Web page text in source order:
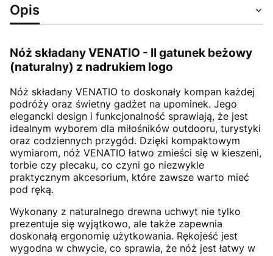
Opis
Nóż składany VENATIO - II gatunek beżowy
(naturalny) z nadrukiem logo
Nóż składany VENATIO to doskonały kompan każdej
podróży oraz świetny gadżet na upominek. Jego
elegancki design i funkcjonalność sprawiają, że jest
idealnym wyborem dla miłośników outdooru, turystyki
oraz codziennych przygód. Dzięki kompaktowym
wymiarom, nóż VENATIO łatwo zmieści się w kieszeni,
torbie czy plecaku, co czyni go niezwykle
praktycznym akcesorium, które zawsze warto mieć
pod ręką.
Wykonany z naturalnego drewna uchwyt nie tylko
prezentuje się wyjątkowo, ale także zapewnia
doskonałą ergonomię użytkowania. Rękojeść jest
wygodna w chwycie, co sprawia, że nóż jest łatwy w